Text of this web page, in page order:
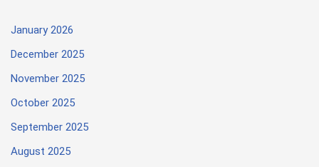
January 2026
December 2025
November 2025
October 2025
September 2025
August 2025